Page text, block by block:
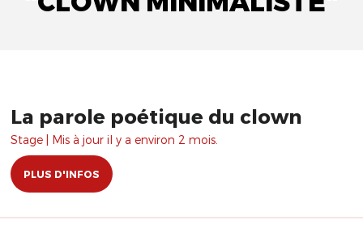
La parole poétique du clown
Stage | Mis à jour il y a environ 2 mois.
PLUS D'INFOS